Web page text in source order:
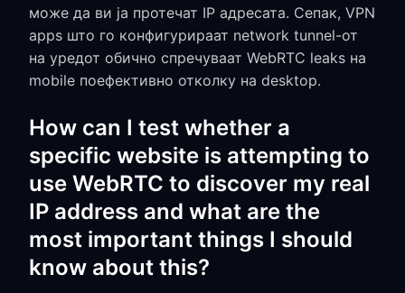
може да ви ја протечат IP адресата. Сепак, VPN
apps што го конфигурираат network tunnel-от
на уредот обично спречуваат WebRTC leaks на
mobile поефективно отколку на desktop.
How can I test whether a
specific website is attempting to
use WebRTC to discover my real
IP address and what are the
most important things I should
know about this?